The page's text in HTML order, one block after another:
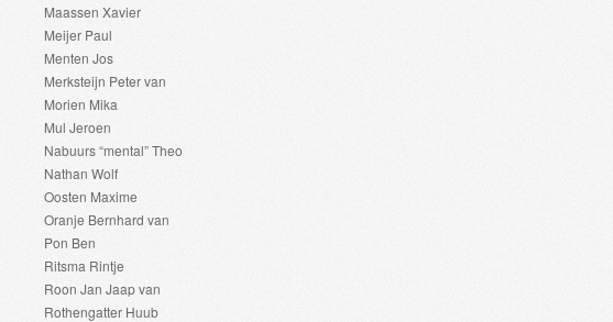
Maassen Xavier
Meijer Paul
Menten Jos
Merksteijn Peter van
Morien Mika
Mul Jeroen
Nabuurs “mental” Theo
Nathan Wolf
Oosten Maxime
Oranje Bernhard van
Pon Ben
Ritsma Rintje
Roon Jan Jaap van
Rothengatter Huub